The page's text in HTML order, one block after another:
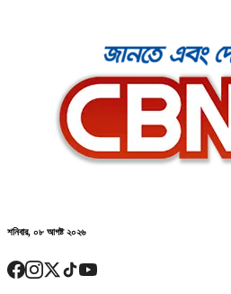
শনিবার, ০৮ আগষ্ট ২০২৬